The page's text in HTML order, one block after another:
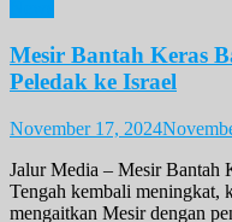
Mesir Bantah Keras
Peledak ke Israel
November 17, 2024
Jalur Media – Mesir Bantah
Tengah kembali meningkat,
mengaitkan Mesir dengan